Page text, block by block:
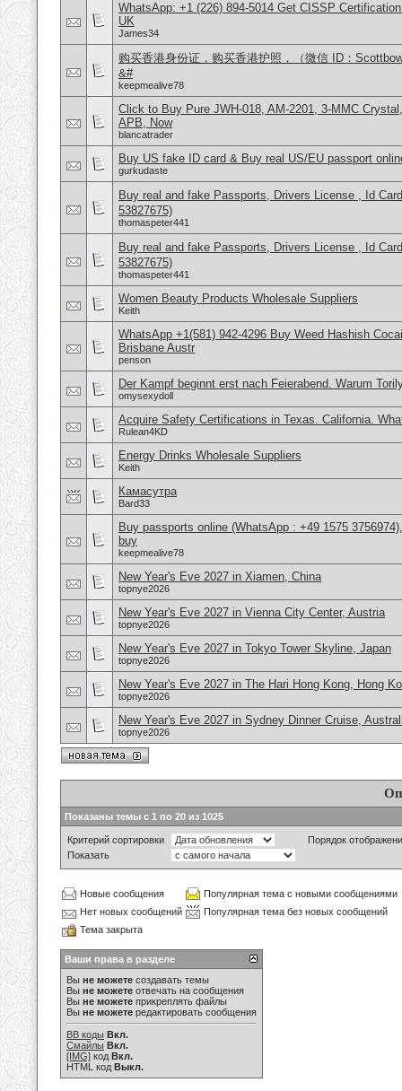
WhatsApp: +1 (226) 894-5014​ Get CISSP
UK
James34
购买香港身份证，购买香港护照，（微信 ID：
&#
keepmealive78
Click to Buy Pure JWH-018, AM-2201, 3-MMC
APB, Now
blancatrader
Buy US fake ID card & Buy real US/EU passport
gurkudaste
Buy real and fake Passports, Drivers License , Id
53827675)
thomaspeter441
Buy real and fake Passports, Drivers License , Id
53827675)
thomaspeter441
Women Beauty Products Wholesale Suppliers
Keith
WhatsApp +1(581) 942-4296 Buy Weed Hashish
Brisbane Austr
penson
Der Kampf beginnt erst nach Feierabend. Warum
omysexydoll
Acquire Safety Certifications in Texas. California.
Rulean4KD
Energy Drinks Wholesale Suppliers
Keith
Камасутра
Bard33
Buy passports online (WhatsApp : +49 1575
buy
keepmealive78
New Year's Eve 2027 in Xiamen, China
topnye2026
New Year's Eve 2027 in Vienna City Center, Austria
topnye2026
New Year's Eve 2027 in Tokyo Tower Skyline, Japan
topnye2026
New Year's Eve 2027 in The Hari Hong Kong, Hong
topnye2026
New Year's Eve 2027 in Sydney Dinner Cruise,
topnye2026
Показаны темы с 1 по 20 из 1025
Критерий сортировки
Порядок
Показать
Новые сообщения
Популярная тема с новыми сообщениями
Нет новых сообщений
Популярная тема без новых сообщений
Тема закрыта
Ваши права в разделе
Вы не можете создавать темы
Вы не можете отвечать на сообщения
Вы не можете прикреплять файлы
Вы не можете редактировать сообщения
BB коды Вкл.
Смайлы Вкл.
[IMG] код Вкл.
HTML код Выкл.